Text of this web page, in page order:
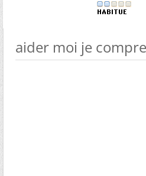
aider moi je